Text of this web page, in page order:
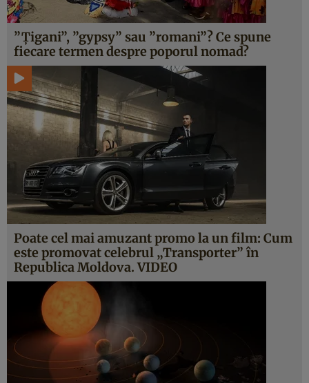
”Ţigani”, ”gypsy” sau ”romani”? Ce spune
fiecare termen despre poporul nomad?
Poate cel mai amuzant promo la un film: Cum
este promovat celebrul „Transporter” în
Republica Moldova. VIDEO